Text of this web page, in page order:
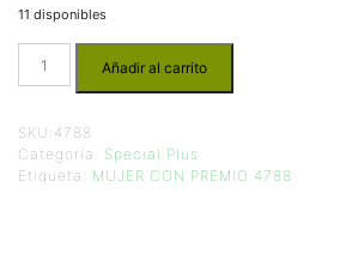
11 disponibles
Añadir al carrito
SKU: 4788
Categoría: Special Plus
Etiqueta: MUJER CON PREMIO 4788